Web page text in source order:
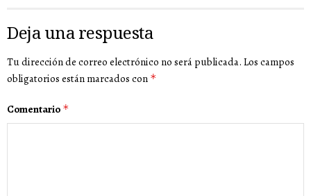
Deja una respuesta
Tu dirección de correo electrónico no será publicada. Los campos
obligatorios están marcados con *
Comentario *